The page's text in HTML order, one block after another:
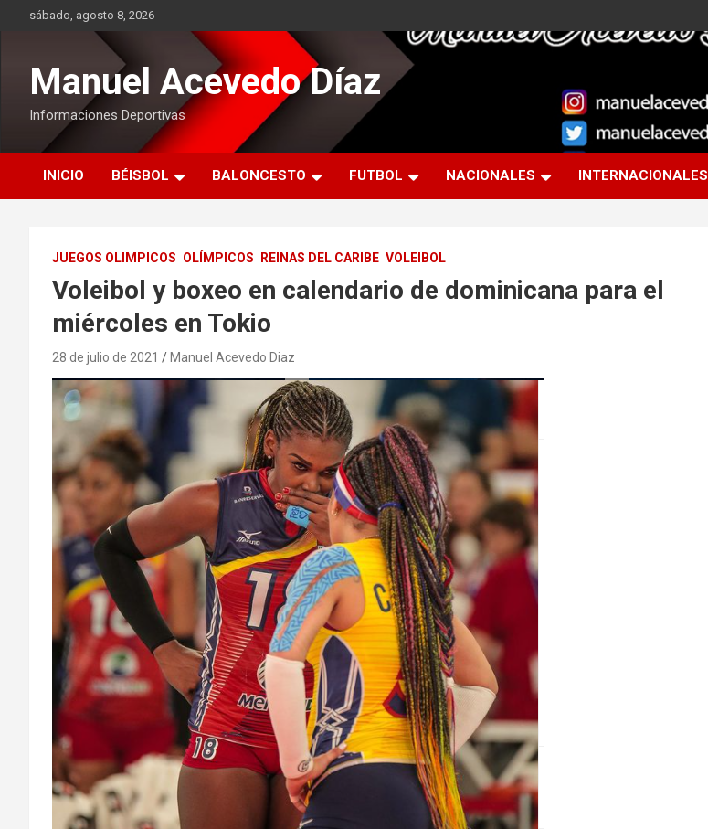
sábado, agosto 8, 2026
Manuel Acevedo Díaz
Informaciones Deportivas
INICIO BÉISBOL BALONCESTO FUTBOL NACIONALES INTERNACIONALES
JUEGOS OLIMPICOS OLÍMPICOS REINAS DEL CARIBE VOLEIBOL
Voleibol y boxeo en calendario de dominicana para el
miércoles en Tokio
28 de julio de 2021 Manuel Acevedo Diaz